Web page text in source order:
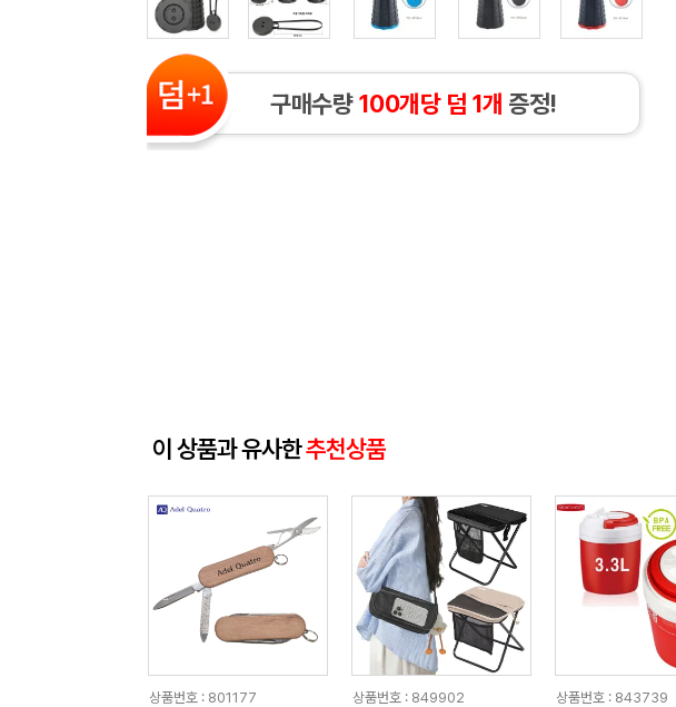
구매수량100개당 덤 1개 증정!
이 상품과 유사한추천상품
상품번호 : 801177
상품번호 : 849902
상품번호 : 843739